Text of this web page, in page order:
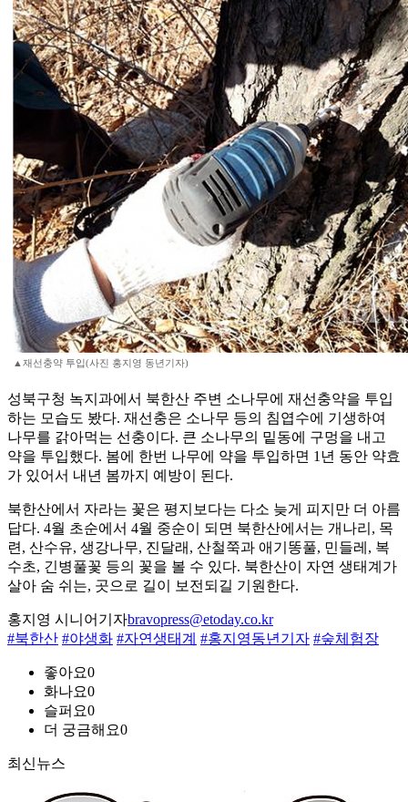
▲재선충약 투입(사진 홍지영 동년기자)
성북구청 녹지과에서 북한산 주변 소나무에 재선충약을 투입
하는 모습도 봤다. 재선충은 소나무 등의 침엽수에 기생하여
나무를 갉아먹는 선충이다. 큰 소나무의 밑동에 구멍을 내고
약을 투입했다. 봄에 한번 나무에 약을 투입하면 1년 동안 약효
가 있어서 내년 봄까지 예방이 된다.
북한산에서 자라는 꽃은 평지보다는 다소 늦게 피지만 더 아름
답다. 4월 초순에서 4월 중순이 되면 북한산에서는 개나리, 목
련, 산수유, 생강나무, 진달래, 산철쭉과 애기똥풀, 민들레, 복
수초, 긴병풀꽃 등의 꽃을 볼 수 있다. 북한산이 자연 생태계가
살아 숨 쉬는, 곳으로 길이 보전되길 기원한다.
홍지영 시니어기자bravopress@etoday.co.kr
#북한산 #야생화 #자연생태계 #홍지영동년기자 #숲체험장
좋아요0
화나요0
슬퍼요0
더 궁금해요0
최신뉴스